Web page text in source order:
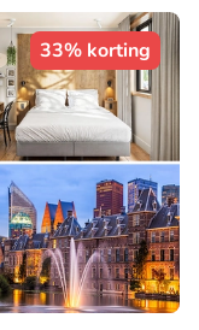
33% korting